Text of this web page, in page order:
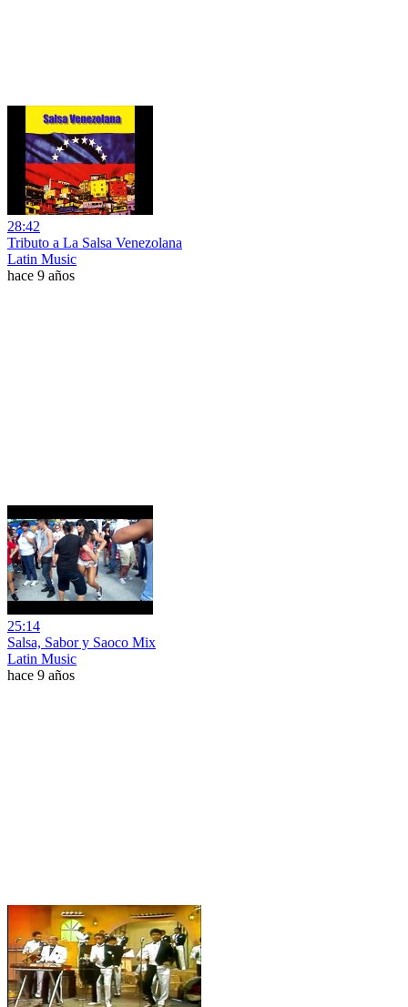
28:42
Tributo a La Salsa Venezolana
Latin Music
hace 9 años
25:14
Salsa, Sabor y Saoco Mix
Latin Music
hace 9 años